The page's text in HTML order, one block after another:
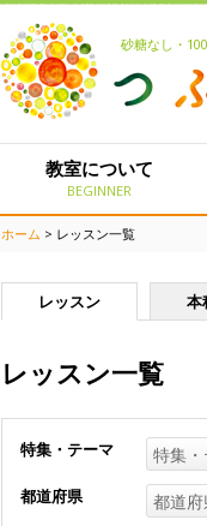
砂糖なし・
教室について
BEGINNER
ホーム > レッスン一覧
レッスン 本
レッスン一覧
特集・テーマ 特集
都道府県 都道